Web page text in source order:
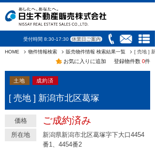
受付時間 8:30-17:30 休業日ご案内
HOME 物件情報検索 販売物件情報 検索結果一覧 [ 売地 ]
お気に入りに追加 登録物件数 0件
[ 売地 ] 新潟市北区葛塚
土地 成約済
価格 ご成約済み
所在地
新潟県新潟市北区葛塚字下大口4454
番1、4454番2